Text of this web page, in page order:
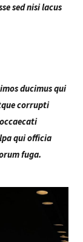
sed nisi lacus
ducimus qui
corrupti
qui officia
fuga.